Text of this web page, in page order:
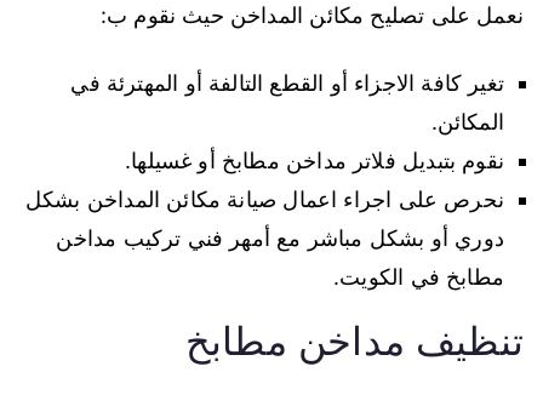
نعمل على تصليح مكائن المداخن حيث نقوم ب:
تغير كافة الاجزاء أو القطع التالفة أو المهترئة في
المكائن.
نقوم بتبديل فلاتر مداخن مطابخ أو غسيلها.
نحرص على اجراء اعمال صيانة مكائن المداخن بشكل
دوري أو بشكل مباشر مع أمهر فني تركيب مداخن
مطابخ في الكويت.
تنظيف مداخن مطابخ